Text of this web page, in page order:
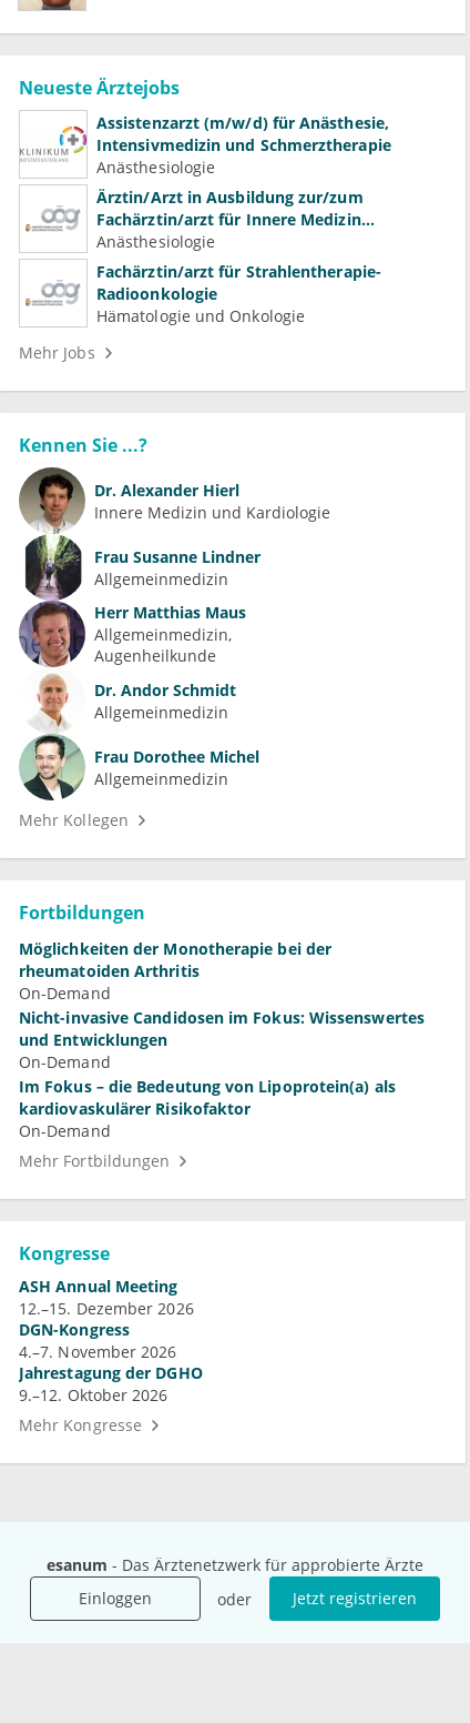
esanum - Das Ärztenetzwerk für approbierte Ärzte
Einloggen
oder Jetzt registrieren
Neueste Ärztejobs
Assistenzarzt (m/w/d) für Anästhesie,
Intensivmedizin und Schmerztherapie
Anästhesiologie
Ärztin/Arzt in Ausbildung zur/zum
Fachärztin/arzt für Innere Medizin
(Kardiologie, Nephrologie, Intensivmedizin)
Anästhesiologie
Fachärztin/arzt für Strahlentherapie-
Radioonkologie
Hämatologie und Onkologie
Mehr Jobs
Kennen Sie ...?
Dr. Alexander Hierl
Innere Medizin und Kardiologie
Frau Susanne Lindner
Allgemeinmedizin
Herr Matthias Maus
Allgemeinmedizin
Augenheilkunde
Dr. Andor Schmidt
Allgemeinmedizin
Frau Dorothee Michel
Allgemeinmedizin
Mehr Kollegen
Fortbildungen
Möglichkeiten der Monotherapie bei der
rheumatoiden Arthritis
On-Demand
Nicht-invasive Candidosen im Fokus: Wissenswertes
und Entwicklungen
On-Demand
Im Fokus – die Bedeutung von Lipoprotein(a) als
kardiovaskulärer Risikofaktor
On-Demand
Mehr Fortbildungen
Kongresse
ASH Annual Meeting
12.–15. Dezember 2026
DGN-Kongress
4.–7. November 2026
Jahrestagung der DGHO
9.–12. Oktober 2026
Mehr Kongresse
Unternehmen
Das sind wir
Für Unternehmen
Ressourcen
Ihre Fragen
Hilfe